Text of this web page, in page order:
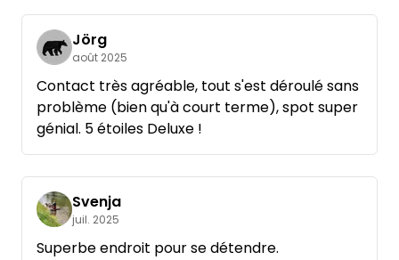
Jörg
août 2025
Contact très agréable, tout s'est déroulé sans
problème (bien qu'à court terme), spot super
génial. 5 étoiles Deluxe !
Svenja
juil. 2025
Superbe endroit pour se détendre.